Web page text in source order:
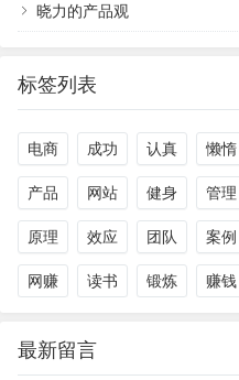
晓力的产品观
标签列表
电商 成功 认真 懒惰
产品 网站 健身 管理
原理 效应 团队 案例
网赚 读书 锻炼 赚钱
最新留言